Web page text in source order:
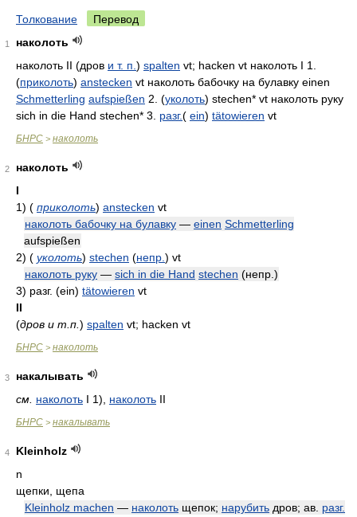
Толкование Перевод
1
наколоть
наколоть II (дров и т. п. ) spalten vt; hacken vt наколоть I 1.
(приколоть) anstecken vt наколоть бабочку на булавку einen
Schmetterling aufspießen 2. (уколоть) stechen* vt наколоть руку
sich in die Hand stechen* 3. разг.( ein) tätowieren vt
БНРС > наколоть
2
наколоть
I
1) ( приколоть) anstecken vt
наколоть бабочку на булавку — einen Schmetterling
aufspießen
2) ( уколоть) stechen (непр. ) vt
наколоть руку — sich in die Hand stechen (непр.)
3) разг. (ein) tätowieren vt
II
(дров и т.п. ) spalten vt; hacken vt
БНРС > наколоть
3
накалывать
см. наколоть I 1), наколоть II
БНРС > накалывать
4
Kleinholz
n
щепки, щепа
Kleinholz machen — наколоть щепок; нарубить дров; ав. разг.